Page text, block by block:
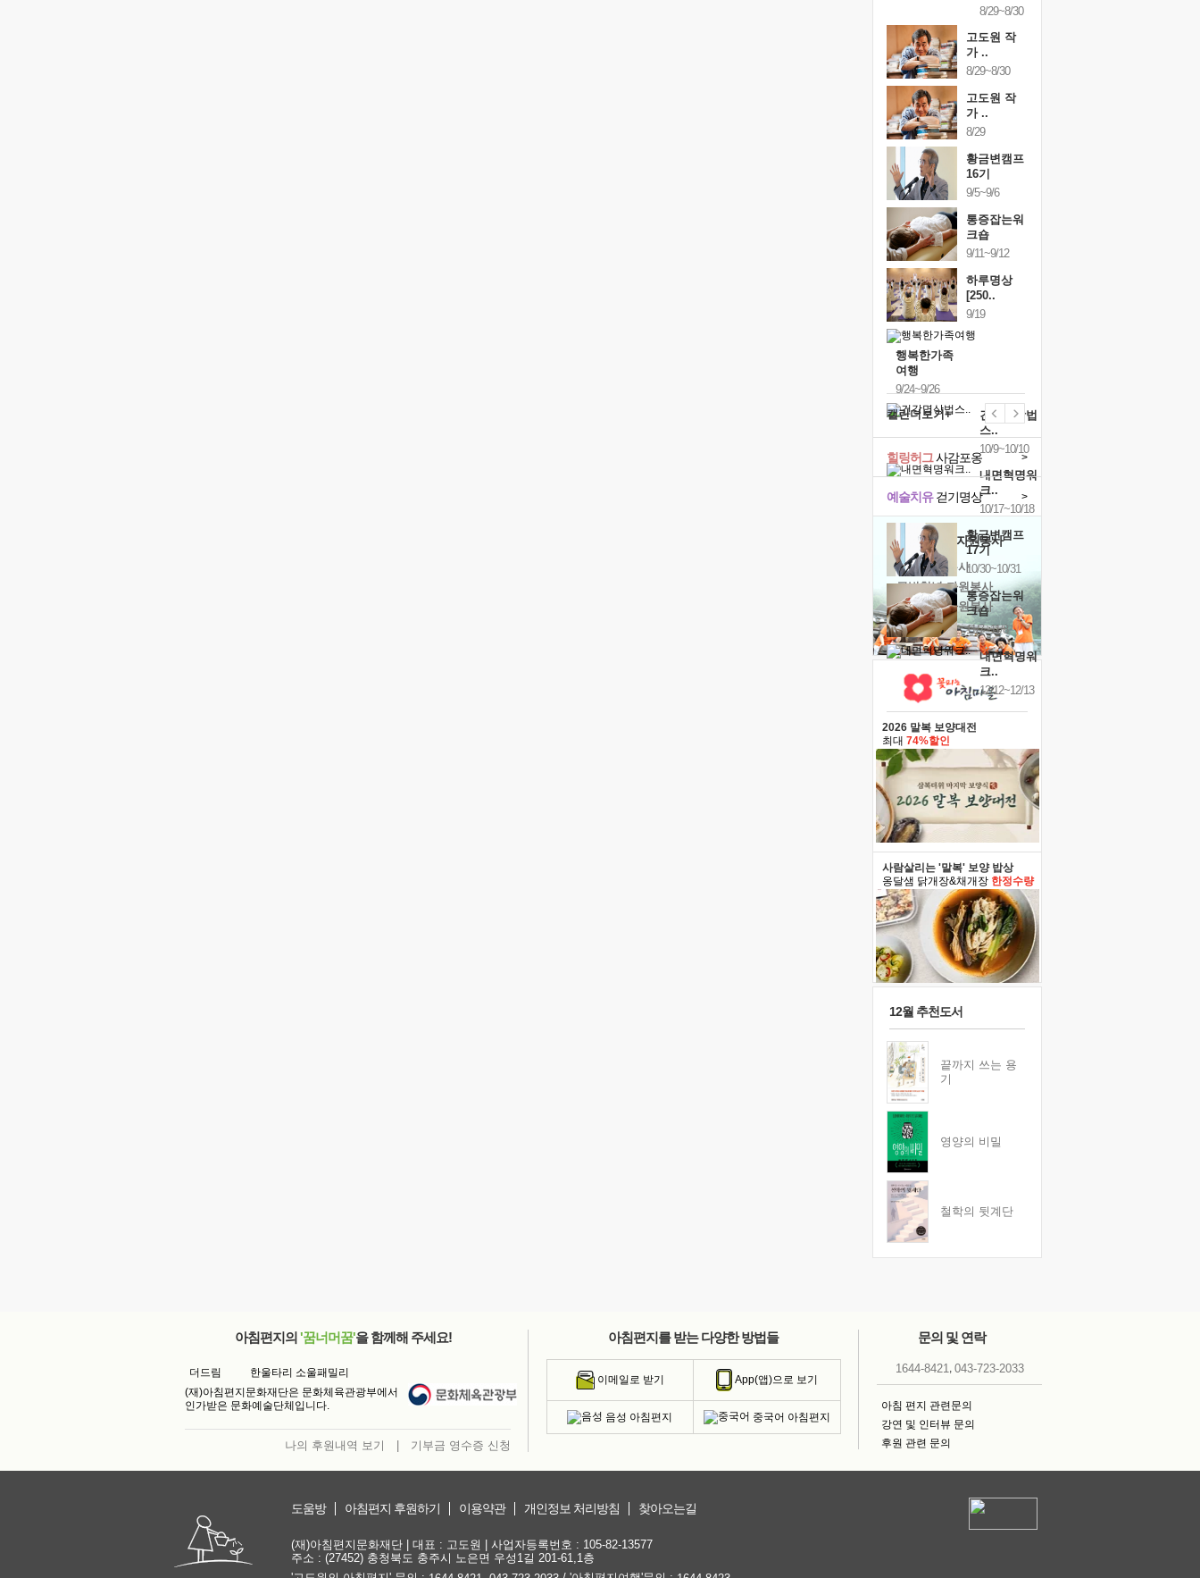
8/29~8/30
고도원 작
가 ..
8/29~8/30
고도원 작
가 ..
8/29
황금변캠프
16기
9/5~9/6
통증잡는워
크숍
9/11~9/12
하루명상
[250..
9/19
행복한가족
여행
9/24~9/26
건강명상법
스..
10/9~10/10
내면혁명워
크..
10/17~10/18
황금변캠프
17기
10/30~10/31
통증잡는워
크숍
11/7~11/8
내면혁명워
크..
12/12~12/13
캘린더보기+
예술치유걷기명상 >
힐링허그사감포옹 >
'옹달샘의 꽃' 자원봉사
· 청년 자원봉사
· 금빛청년 자원봉사
· 음식연구 자원봉사
2026 말복 보양대전
최대 74%할인
사람살리는 '말복' 보양 밥상
옹달샘 닭개장&채개장 한정수량
12월 추천도서
끝까지 쓰는 용
기
영양의 비밀
철학의 뒷계단
아침편지의 '꿈너머꿈'을 함께해 주세요!
더드림
한울타리 소울패밀리
(재)아침편지문화재단은 문화체육관광부에서
인가받은 문화예술단체입니다.
나의 후원내역 보기 기부금 영수증 신청
아침편지를 받는 다양한 방법들
이메일로 받기 App(앱)으로 보기
음성 아침편지 중국어 아침편지
문의 및 연락
1644-8421, 043-723-2033
아침 편지 관련문의
강연 및 인터뷰 문의
후원 관련 문의
도움방 아침편지 후원하기 이용약관 개인정보 처리방침 찾아오는길
(재)아침편지문화재단 | 대표 : 고도원 | 사업자등록번호 : 105-82-13577
주소 : (27452) 충청북도 충주시 노은면 우성1길 201-61,1층